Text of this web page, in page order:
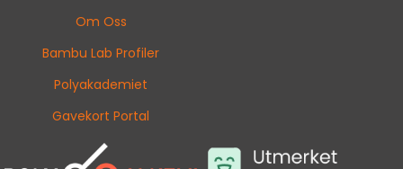
Om Oss
Bambu Lab Profiler
Polyakademiet
Gavekort Portal